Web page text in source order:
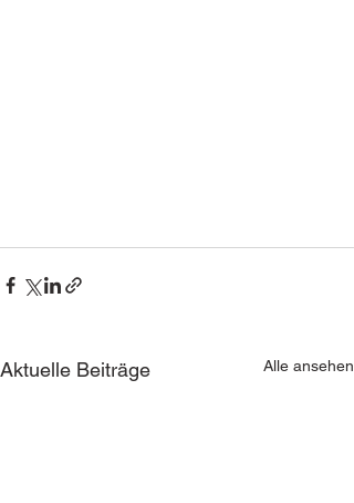
Aktuelle Beiträge Alle ansehen